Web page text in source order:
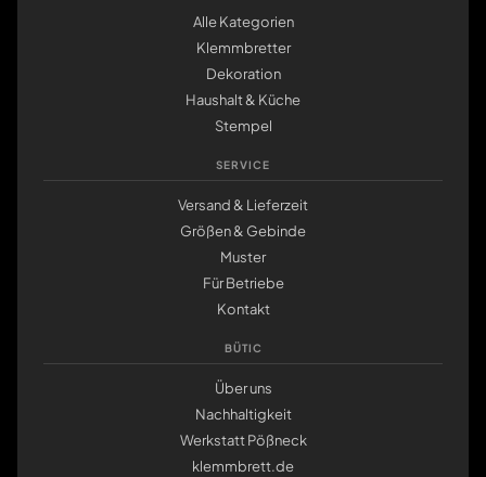
Alle Kategorien
Klemmbretter
Dekoration
Haushalt & Küche
Stempel
SERVICE
Versand & Lieferzeit
Größen & Gebinde
Muster
Für Betriebe
Kontakt
BÜTIC
Über uns
Nachhaltigkeit
Werkstatt Pößneck
klemmbrett.de